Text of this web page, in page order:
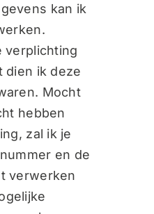
kan ik
verplichting
dien ik deze
Mocht
hebben
zal ik je
en de
verwerken